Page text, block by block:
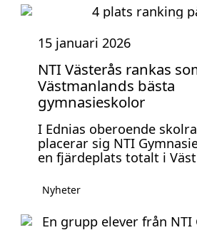
15 januari 2026
NTI Västerås rankas
Västmanlands bästa
gymnasieskolor
I Ednias oberoende
placerar sig NTI
en fjärdeplats totalt i
Nyheter